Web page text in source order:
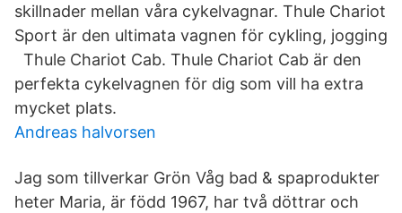
skillnader mellan våra cykelvagnar. Thule Chariot
Sport är den ultimata vagnen för cykling, jogging​
Thule Chariot Cab. Thule Chariot Cab är den
perfekta cykelvagnen för dig som vill ha extra
mycket plats.
Andreas halvorsen
Jag som tillverkar Grön Våg bad & spaprodukter
heter Maria, är född 1967, har två döttrar och